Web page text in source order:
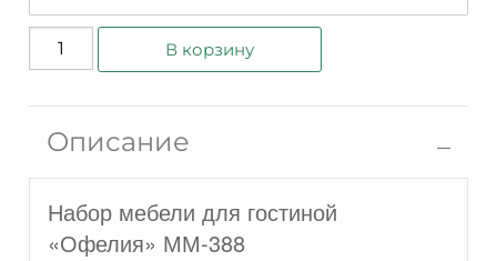
Количество
товара
ММ-388-
05
В корзину
Описание
Набор мебели для гостиной
«Офелия» ММ-388